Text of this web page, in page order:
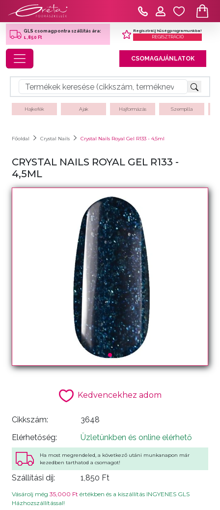
GLS csomagpontra szállítás ára:
1,850 Ft
Regisztrálj hűségprogramunkba!
REGISZTRÁCIÓ
Toggle navigation CSOMAGAJÁNLATOK
Hajkefék Ajak Hajformázás Szempilla
Főoldal Crystal Nails Crystal Nails Royal Gel R133 - 4,5ml
CRYSTAL NAILS ROYAL GEL R133 -
4,5ML
Kedvencekhez adom
Cikkszám:
3648
Elérhetőség:
Üzletünkben és online elérhető
Ha most megrendeled, a következő utáni munkanapon már
kezedben tarthatod a csomagot!
Szállítási díj: 1,850 Ft
Vásárolj még 35,000 Ft értékben és a kiszállítás INGYENES GLS
Házhozszállítással!